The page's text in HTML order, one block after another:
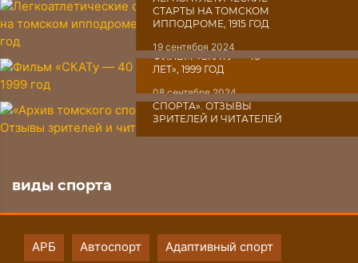
СТАРТЫ НА ТОМСКОМ
ИППОДРОМЕ, 1915 ГОД
19 сентября 2024
ФИЛЬМ «СКАТУ ― 40
ЛЕТ», 1999 ГОД
08 сентября 2024
«АРХИВ ТОМСКОГО
СПОРТА». ОТЗЫВЫ
ЗРИТЕЛЕЙ И ЧИТАТЕЛЕЙ
виды спорта
АРБ Автоспорт Адаптивный спорт